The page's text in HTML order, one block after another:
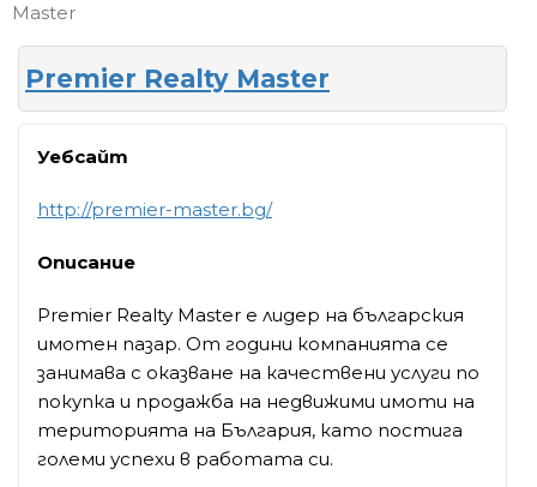
Master
Premier Realty Master
Уебсайт
http://premier-master.bg/
Описание
Premier Realty Master е лидер на българския
имотен пазар. От години компанията се
занимава с оказване на качествени услуги по
покупка и продажба на недвижими имоти на
територията на България, като постига
големи успехи в работата си.